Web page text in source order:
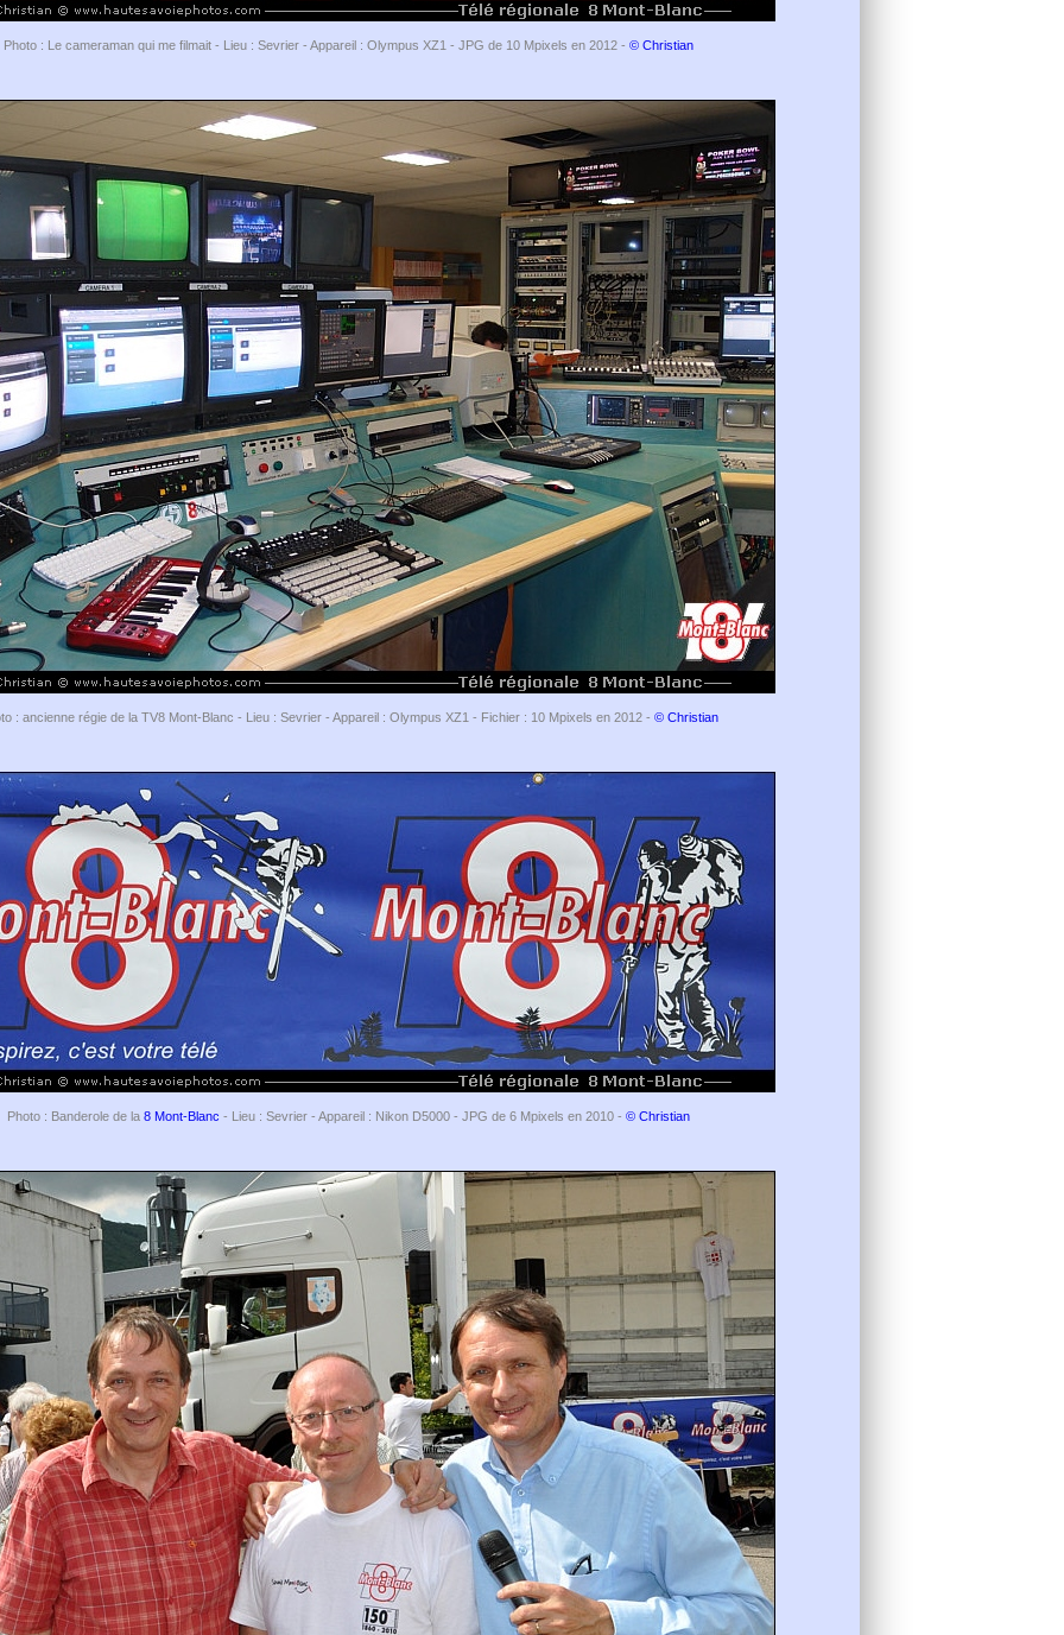
Photo : Le cameraman qui me filmait - Lieu : Sevrier - Appareil : Olympus XZ1 - JPG de 10 Mpixels en 2012 - © Christian
: ancienne régie de la TV8 Mont-Blanc - Lieu : Sevrier - Appareil : Olympus XZ1 - Fichier : 10 Mpixels en 2012 - © Christian
Photo : Banderole de la 8 Mont-Blanc - Lieu : Sevrier - Appareil : Nikon D5000 - JPG de 6 Mpixels en 2010 - © Christian